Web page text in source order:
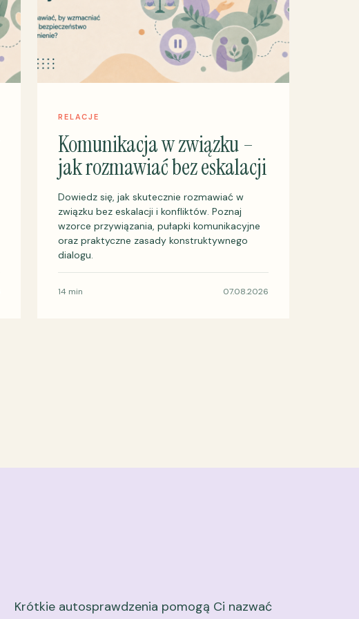
RELACJE
Komunikacja w związku –
jak rozmawiać bez eskalacji
Dowiedz się, jak skutecznie rozmawiać w
związku bez eskalacji i konfliktów. Poznaj
wzorce przywiązania, pułapki komunikacyjne
oraz praktyczne zasady konstruktywnego
dialogu.
14 min 07.08.2026
Krótkie autosprawdzenia pomogą Ci nazwać